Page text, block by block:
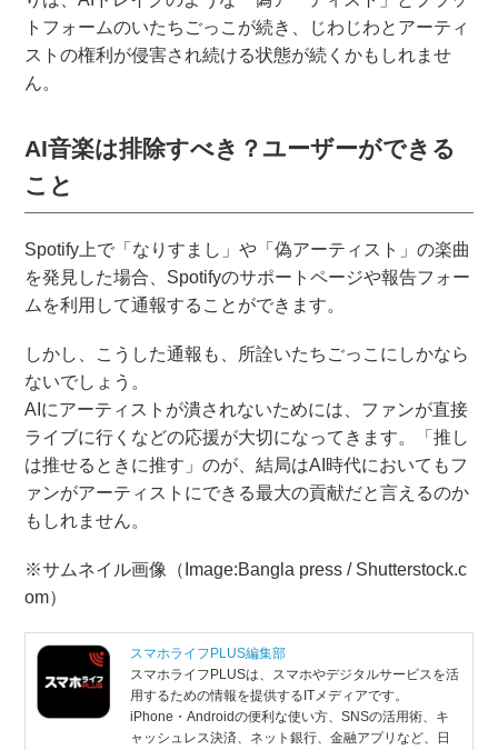
トフォームのいたちごっこが続き、じわじわとアーティ
ストの権利が侵害され続ける状態が続くかもしれませ
ん。
AI音楽は排除すべき？ユーザーができる
こと
Spotify上で「なりすまし」や「偽アーティスト」の楽曲
を発見した場合、Spotifyのサポートページや報告フォー
ムを利用して通報することができます。
しかし、こうした通報も、所詮いたちごっこにしかなら
ないでしょう。
AIにアーティストが潰されないためには、ファンが直接
ライブに行くなどの応援が大切になってきます。「推し
は推せるときに推す」のが、結局はAI時代においてもフ
ァンがアーティストにできる最大の貢献だと言えるのか
もしれません。
※サムネイル画像（Image:Bangla press / Shutterstock.c
om）
スマホライフPLUS編集部
スマホライフPLUSは、スマホやデジタルサービスを活
用するための情報を提供するITメディアです。
iPhone・Androidの便利な使い方、SNSの活用術、キ
ャッシュレス決済、ネット銀行、金融アプリなど、日